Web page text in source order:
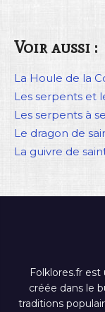
Voir aussi :
La Houle de la
Les serpents et
Les serpents à
Le dragon de
La guivre de
Folklores.fr
créée dans le
traditions